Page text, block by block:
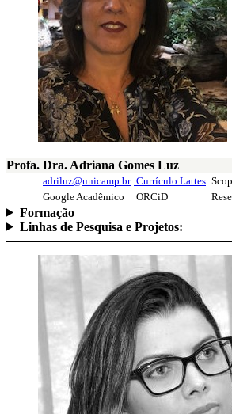
Profa. Dra. Adriana Gomes Luz
adriluz@unicamp.br Currículo Lattes
Google Acadêmico
ORCiD
Formação
Linhas de Pesquisa e Projetos: